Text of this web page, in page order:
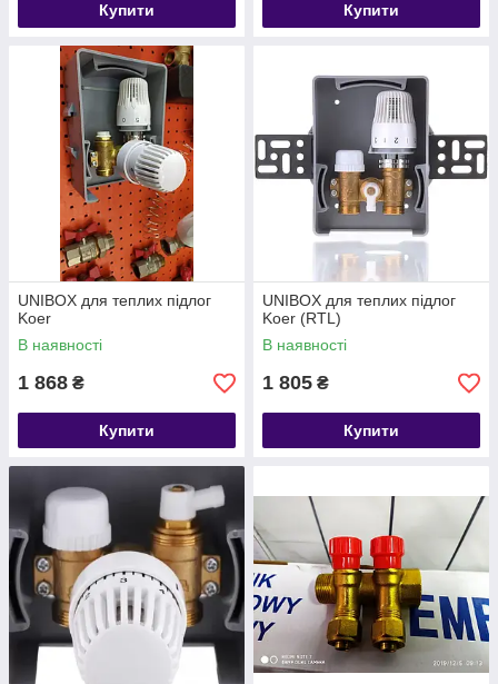
Купити Купити
UNIBOX для теплих підлог
Koer
В наявності
1 868 ₴
Купити
UNIBOX для теплих підлог
Koer (RTL)
В наявності
1 805 ₴
Купити